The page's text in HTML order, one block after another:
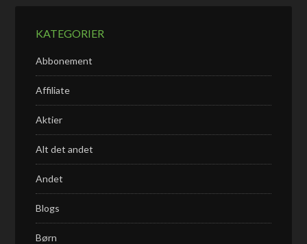
KATEGORIER
Abbonement
Affiliate
Aktier
Alt det andet
Andet
Blogs
Børn